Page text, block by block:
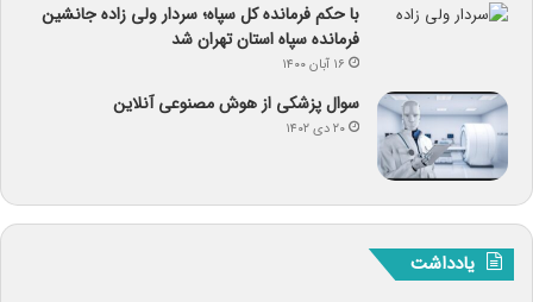
با حکم فرمانده کل سپاه؛ سردار ولی زاده جانشین
فرمانده سپاه استان تهران شد
۱۶ آبان ۱۴۰۰
سوال پزشکی از هوش مصنوعی آنلاین
۲۰ دی ۱۴۰۲
یادداشت